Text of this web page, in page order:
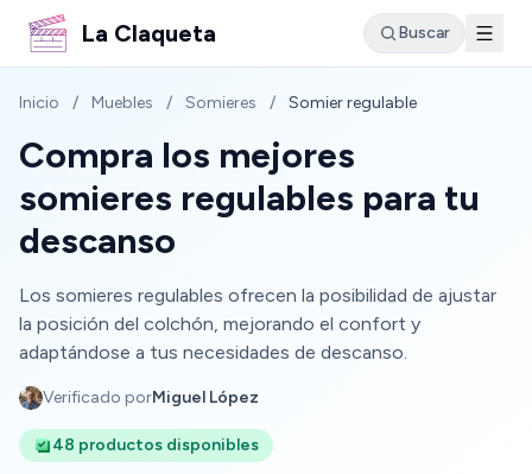
La Claqueta Buscar
Inicio / Muebles / Somieres / Somier regulable
Compra los mejores
somieres regulables para tu
descanso
Los somieres regulables ofrecen la posibilidad de ajustar
la posición del colchón, mejorando el confort y
adaptándose a tus necesidades de descanso.
Verificado porMiguel López
48 productos disponibles